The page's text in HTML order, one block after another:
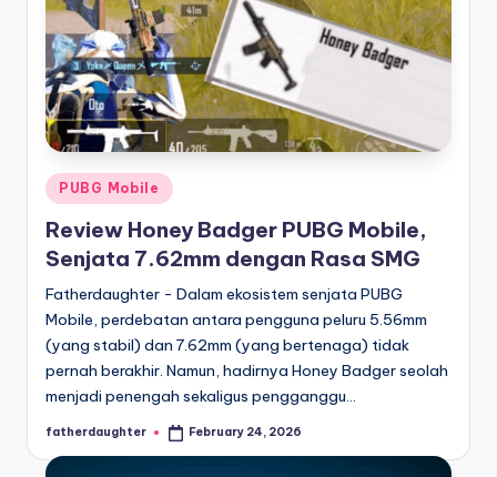
Posted
in
PUBG Mobile
Review Honey Badger PUBG Mobile,
Senjata 7.62mm dengan Rasa SMG
Fatherdaughter - Dalam ekosistem senjata PUBG
Mobile, perdebatan antara pengguna peluru 5.56mm
(yang stabil) dan 7.62mm (yang bertenaga) tidak
pernah berakhir. Namun, hadirnya Honey Badger seolah
menjadi penengah sekaligus pengganggu…
Posted
fatherdaughter February 24, 2026